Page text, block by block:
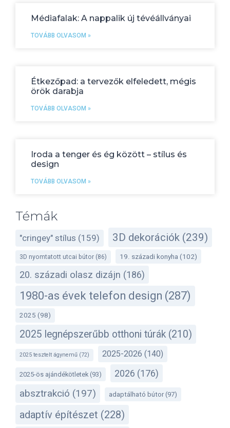
Médiafalak: A nappalik új tévéállványai
TOVÁBB OLVASOM »
Étkezőpad: a tervezők elfeledett, mégis
örök darabja
TOVÁBB OLVASOM »
Iroda a tenger és ég között – stílus és
design
TOVÁBB OLVASOM »
Témák
"cringey" stílus (159) 3D dekorációk (239)
3D nyomtatott utcai bútor (86) 19. századi konyha (102)
20. századi olasz dizájn (186)
1980-as évek telefon design (287)
2025 (98)
2025 legnépszerűbb otthoni túrák (210)
2025 tesztelt ágynemű (72) 2025-2026 (140)
2025-ös ajándékötletek (93) 2026 (176)
absztrakció (197) adaptálható bútor(97)
adaptív építészet (228)